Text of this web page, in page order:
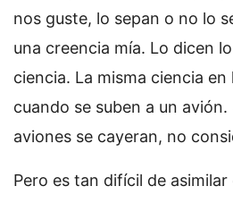
nos guste, lo sepan o no lo
una creencia mía. Lo dicen
ciencia. La misma ciencia
cuando se suben a un avión.
aviones se cayeran, no
Pero es tan difícil de